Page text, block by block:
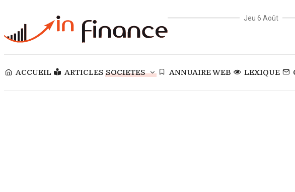
Jeu 6 Août
ACCUEIL ARTICLES SOCIETES ANNUAIRE WEB LEXIQUE